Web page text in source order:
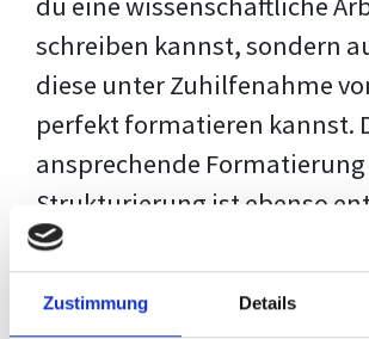
Zustimmung Details
schreiben kannst, sondern
diese unter Zuhilfenahme
perfekt formatieren kannst.
ansprechende
Strukturierung ist ebenso
wie der Inhalt selbst. Jeder
eigene Erwartungen, und
Schulung ist so konzipiert,